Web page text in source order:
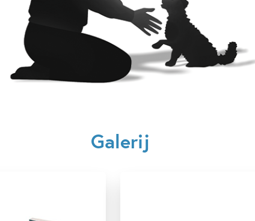
Uitgever:
Verschijningsdatum:
Kenmerken van dit boek
12+ jaar
Galerij